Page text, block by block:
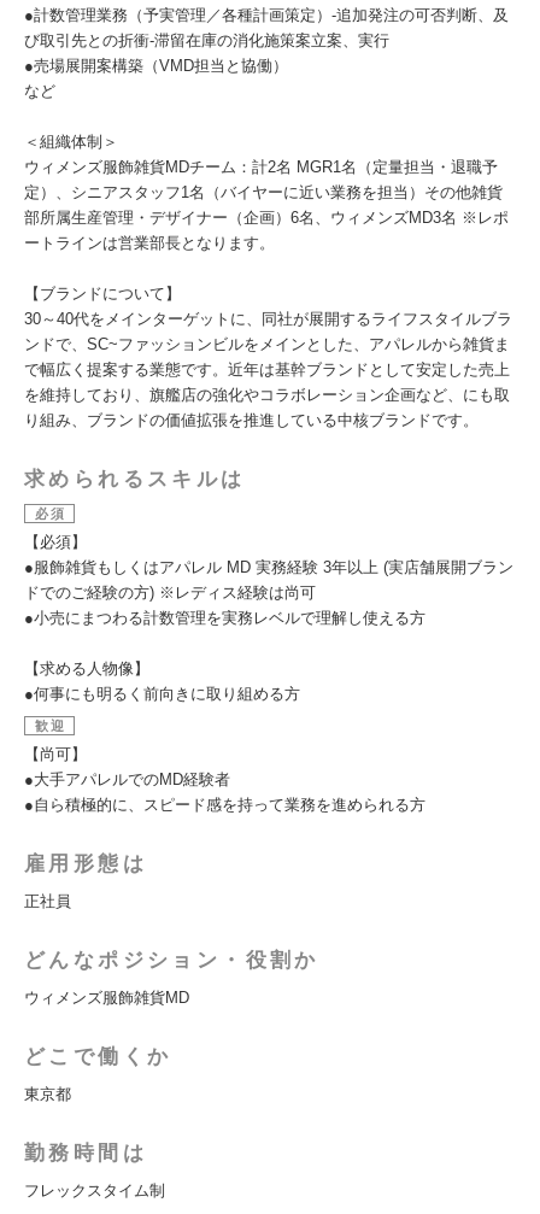
●計数管理業務（予実管理／各種計画策定）-追加発注の可否判断、及
び取引先との折衝-滞留在庫の消化施策案立案、実行
●売場展開案構築（VMD担当と協働）
など
＜組織体制＞
ウィメンズ服飾雑貨MDチーム：計2名 MGR1名（定量担当・退職予
定）、シニアスタッフ1名（バイヤーに近い業務を担当）その他雑貨
部所属生産管理・デザイナー（企画）6名、ウィメンズMD3名 ※レポ
ートラインは営業部長となります。
【ブランドについて】
30～40代をメインターゲットに、同社が展開するライフスタイルブラ
ンドで、SC~ファッションビルをメインとした、アパレルから雑貨ま
で幅広く提案する業態です。近年は基幹ブランドとして安定した売上
を維持しており、旗艦店の強化やコラボレーション企画など、にも取
り組み、ブランドの価値拡張を推進している中核ブランドです。
求められるスキルは
必須
【必須】
●服飾雑貨もしくはアパレル MD 実務経験 3年以上 (実店舗展開ブラン
ドでのご経験の方) ※レディス経験は尚可
●小売にまつわる計数管理を実務レベルで理解し使える方
【求める人物像】
●何事にも明るく前向きに取り組める方
歓迎
【尚可】
●大手アパレルでのMD経験者
●自ら積極的に、スピード感を持って業務を進められる方
雇用形態は
正社員
どんなポジション・役割か
ウィメンズ服飾雑貨MD
どこで働くか
東京都
勤務時間は
フレックスタイム制